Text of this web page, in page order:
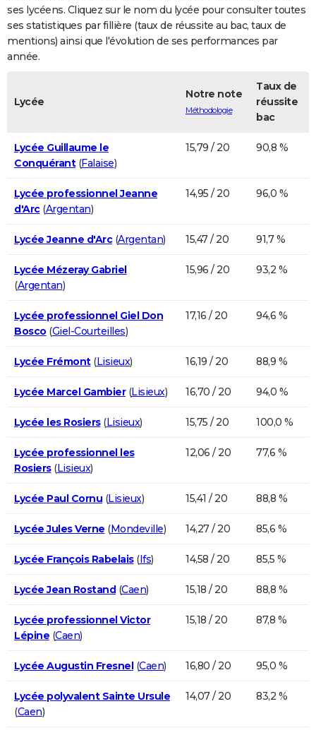
AVIS DE DÉCÈS
FORUM
Bricolage
Lifestyle
Culture
Sport
Auto
Television
Voyage
Cinema
ses lycéens. Cliquez sur le nom du lycée pour consulter toutes
ses statistiques par fillière (taux de réussite au bac, taux de
mentions) ainsi que l'évolution de ses performances par
année.
Lycée
Notre note
Méthodologie
Taux de
réussite
bac
Lycée Guillaume le
Conquérant(Falaise)
15,79 / 20 90,8 %
Lycée professionnel Jeanne
d'Arc(Argentan)
14,95 / 20 96,0 %
Lycée Jeanne d'Arc(Argentan) 15,47 / 20 91,7 %
Lycée Mézeray Gabriel
(Argentan)
15,96 / 20 93,2 %
Lycée professionnel Giel Don
Bosco (Giel-Courteilles)
17,16 / 20 94,6 %
Lycée Frémont(Lisieux) 16,19 / 20 88,9 %
Lycée Marcel Gambier(Lisieux) 16,70 / 20 94,0 %
Lycée les Rosiers(Lisieux) 15,75 / 20 100,0 %
Lycée professionnel les
Rosiers(Lisieux)
12,06 / 20 77,6 %
Lycée Paul Cornu (Lisieux) 15,41 / 20 88,8 %
Lycée Jules Verne (Mondeville) 14,27 / 20 85,6 %
Lycée François Rabelais(Ifs) 14,58 / 20 85,5 %
Lycée Jean Rostand(Caen) 15,18 / 20 88,8 %
Lycée professionnel Victor
Lépine (Caen)
15,18 / 20 87,8 %
Lycée Augustin Fresnel(Caen) 16,80 / 20 95,0 %
Lycée polyvalent Sainte Ursule
(Caen)
14,07 / 20 83,2 %